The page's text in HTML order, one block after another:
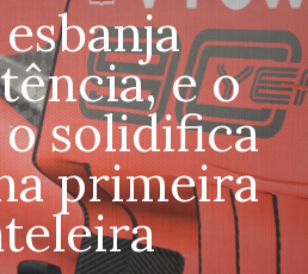
e o
o solidifica
primeira